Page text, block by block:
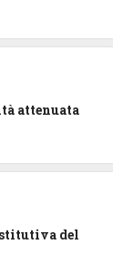
attenuata
del